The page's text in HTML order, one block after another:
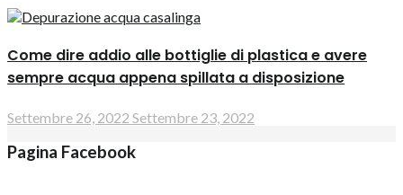
Come dire addio alle bottiglie di plastica e avere
sempre acqua appena spillata a disposizione
Settembre 26, 2022 Settembre 23, 2022
Pagina Facebook